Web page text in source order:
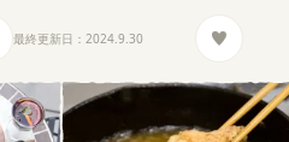
最終更新日： 2024.9.30